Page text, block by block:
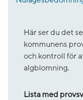
Här ser du det
kommunens
och kontroll för
algblomning.
Lista med